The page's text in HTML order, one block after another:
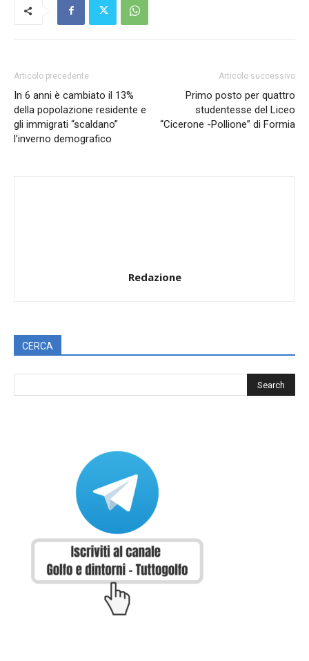
Articolo precedente
In 6 anni è cambiato il 13%
della popolazione residente e
gli immigrati “scaldano”
l’inverno demografico
Articolo successivo
Primo posto per quattro
studentesse del Liceo
“Cicerone -Pollione” di Formia
Redazione
CERCA